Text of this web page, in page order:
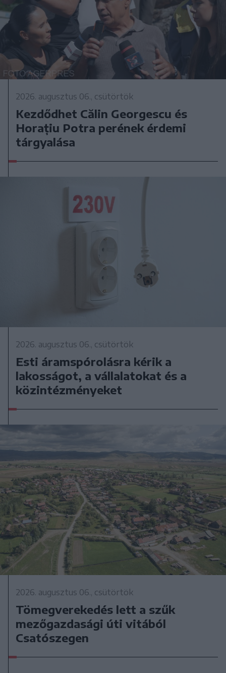
2026. augusztus 06., csütörtök
Kezdődhet Călin Georgescu és
Horațiu Potra perének érdemi
tárgyalása
2026. augusztus 06., csütörtök
Esti áramspórolásra kérik a
lakosságot, a vállalatokat és a
közintézményeket
2026. augusztus 06., csütörtök
Tömegverekedés lett a szűk
mezőgazdasági úti vitából
Csatószegen